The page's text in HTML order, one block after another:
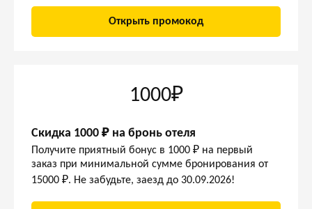
Открыть промокод
1000₽
Скидка 1000 ₽ на бронь отеля
Получите приятный бонус в 1000 ₽ на первый
заказ при минимальной сумме бронирования от
15000 ₽. Не забудьте, заезд до 30.09.2026!